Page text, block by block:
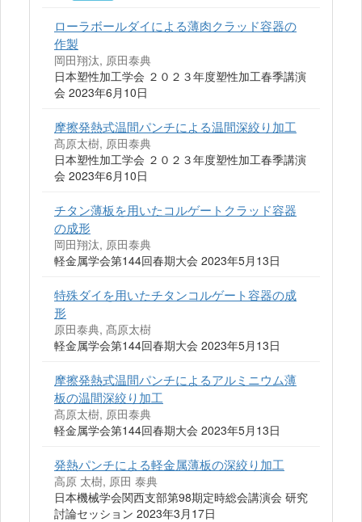
ローラボールダイによる薄肉クラッド容器の
作製
岡田翔汰, 原田泰典
日本塑性加工学会 ２０２３年度塑性加工春季講演
会 2023年6月10日
摩擦発熱式温間パンチによる温間深絞り加工
髙原太樹, 原田泰典
日本塑性加工学会 ２０２３年度塑性加工春季講演
会 2023年6月10日
チタン薄板を用いたコルゲートクラッド容器
の成形
岡田翔汰, 原田泰典
軽金属学会第144回春期大会 2023年5月13日
特殊ダイを用いたチタンコルゲート容器の成
形
原田泰典, 髙原太樹
軽金属学会第144回春期大会 2023年5月13日
摩擦発熱式温間パンチによるアルミニウム薄
板の温間深絞り加工
髙原太樹, 原田泰典
軽金属学会第144回春期大会 2023年5月13日
発熱パンチによる軽金属薄板の深絞り加工
高原 太樹, 原田 泰典
日本機械学会関西支部第98期定時総会講演会 研究
討論セッション 2023年3月17日